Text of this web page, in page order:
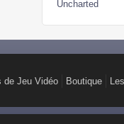
Uncharted
de Jeu Vidéo Boutique